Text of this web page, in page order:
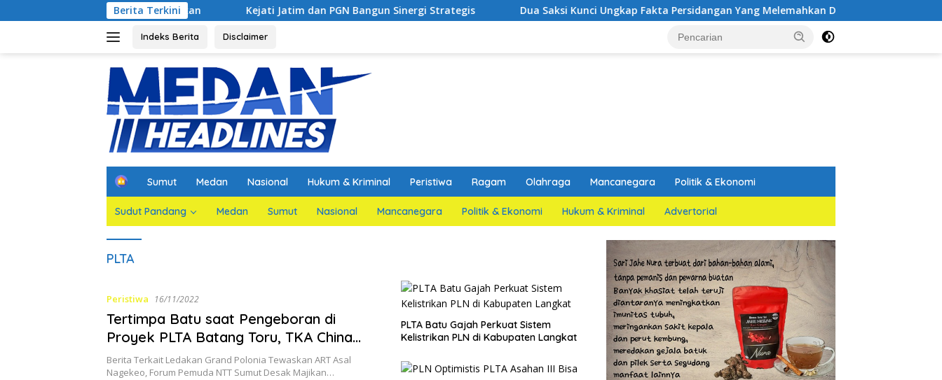
ke
Berita Terkini
Jaksa Agar Dihadirkan Kejati Jatim dan PGN Bangun Sinergi Strategis Dua Saksi Kunci Ungkap Fakta Persidangan Yang Melemahkan Dakwaan Jaksa Penuntut Umum
Indeks Berita Disclaimer
H
m
e
Sumut Medan Nasional Hukum & Kriminal Peristiwa Ragam Olahraga Mancanegara Politik & Ekonomi
Sudut Pandang Medan Sumut Nasional Mancanegara Politik & Ekonomi Hukum & Kriminal Advertorial
PLTA
Peristiwa 16/11/2022
Tertimpa Batu saat Pengeboran di
Proyek PLTA Batang Toru, TKA China
Ditemukan Tewas
Berita Terkait Ledakan Grand Polonia Tewaskan ART Asal
Nagekeo, Forum Pemuda NTT Sumut Desak Majikan…
PLTA Batu Gajah Perkuat Sistem
Kelistrikan PLN di Kabupaten Langkat